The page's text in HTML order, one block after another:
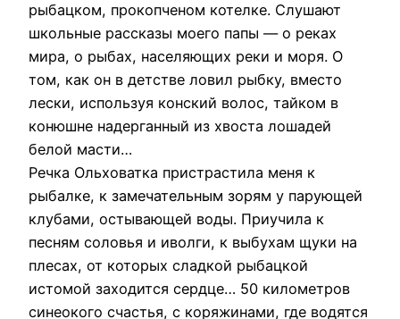
рыбацком, прокопченом котелке. Слушают
школьные рассказы моего папы — о реках
мира, о рыбах, населяющих реки и моря. О
том, как он в детстве ловил рыбку, вместо
лески, используя конский волос, тайком в
конюшне надерганный из хвоста лошадей
белой масти…
Речка Ольховатка пристрастила меня к
рыбалке, к замечательным зорям у парующей
клубами, остывающей воды. Приучила к
песням соловья и иволги, к выбухам щуки на
плесах, от которых сладкой рыбацкой
истомой заходится сердце… 50 километров
синеокого счастья, с коряжинами, где водятся